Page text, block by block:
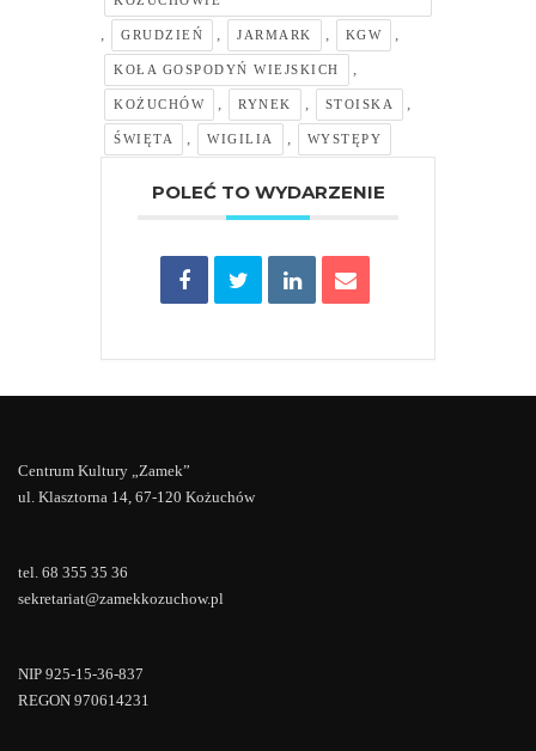
, GRUDZIEŃ , JARMARK , KGW ,
KOŁA GOSPODYŃ WIEJSKICH ,
KOŻUCHÓW , RYNEK , STOISKA ,
ŚWIĘTA , WIGILIA , WYSTĘPY
POLEĆ TO WYDARZENIE
Centrum Kultury „Zamek”
ul. Klasztorna 14, 67-120 Kożuchów
tel. 68 355 35 36
sekretariat@zamekkozuchow.pl
NIP 925-15-36-837
REGON 970614231